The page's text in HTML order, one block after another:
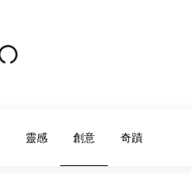
靈感 創意 奇蹟